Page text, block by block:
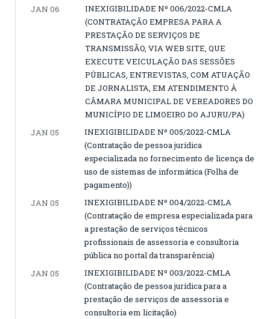
JAN 06
INEXIGIBILIDADE Nº 006/2022-CMLA
(CONTRATAÇÃO EMPRESA PARA A
PRESTAÇÃO DE SERVIÇOS DE
TRANSMISSÃO, VIA WEB SITE, QUE
EXECUTE VEICULAÇÃO DAS SESSÕES
PÚBLICAS, ENTREVISTAS, COM ATUAÇÃO
DE JORNALISTA, EM ATENDIMENTO À
CÂMARA MUNICIPAL DE VEREADORES DO
MUNICÍPIO DE LIMOEIRO DO AJURU/PA)
JAN 05
INEXIGIBILIDADE Nº 005/2022-CMLA
(Contratação de pessoa jurídica
especializada no fornecimento de licença de
uso de sistemas de informática (Folha de
pagamento))
JAN 05
INEXIGIBILIDADE Nº 004/2022-CMLA
(Contratação de empresa especializada para
a prestação de serviços técnicos
profissionais de assessoria e consultoria
pública no portal da transparência)
JAN 05
INEXIGIBILIDADE Nº 003/2022-CMLA
(Contratação de pessoa jurídica para a
prestação de serviços de assessoria e
consultoria em licitação)